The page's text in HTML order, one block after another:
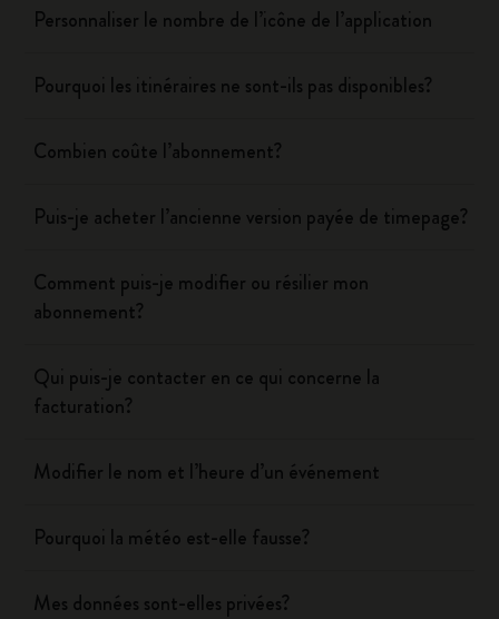
Personnaliser le nombre de l’icône de l’application
Pourquoi les itinéraires ne sont-ils pas disponibles?
Combien coûte l’abonnement?
Puis-je acheter l’ancienne version payée de timepage?
Comment puis-je modifier ou résilier mon
abonnement?
Qui puis-je contacter en ce qui concerne la
facturation?
Modifier le nom et l’heure d’un événement
Pourquoi la météo est-elle fausse?
Mes données sont-elles privées?